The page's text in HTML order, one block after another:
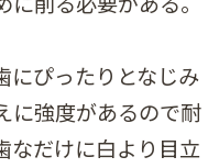
にぴったりとなじみ
に強度があるので耐
なだけに白より目立